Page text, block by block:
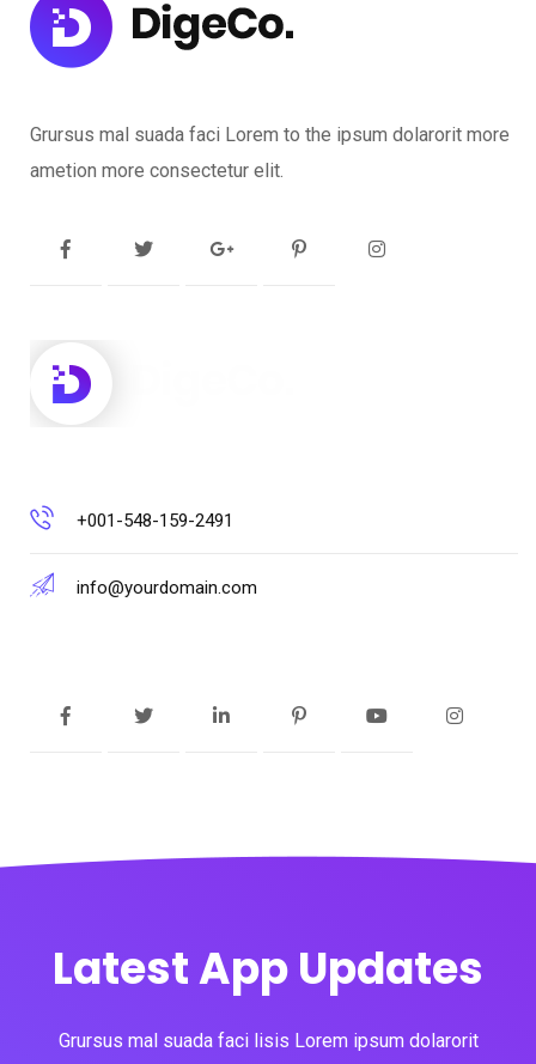
Grursus mal suada faci Lorem to the ipsum dolarorit more
ametion more consectetur elit.
+001-548-159-2491
info@yourdomain.com
Latest App Updates
Grursus mal suada faci lisis Lorem ipsum dolarorit